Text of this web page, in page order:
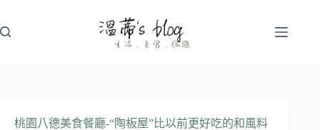
至
桃園八德美食餐廳-“陶板屋”比以前更好吃的和風料